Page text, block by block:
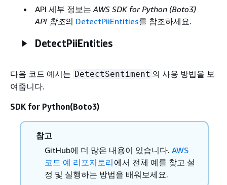
API 세부 정보는 AWS SDK for Python (Boto3)
API 참조의 DetectPiiEntities를 참조하세요.
DetectPiiEntities
다음 코드 예시는 DetectSentiment 의 사용 방법을 보
여줍니다.
SDK for Python(Boto3)
참고
GitHub에 더 많은 내용이 있습니다. AWS
코드 예 리포지토리 에서 전체 예를 찾고 설
정 및 실행하는 방법을 배워보세요.